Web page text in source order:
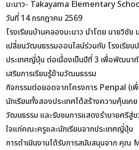
มะนาว- Takayama Elementary
วันที่ 14 กรกฎาคม 2569
โรงเรียนบ้านคลองมะนาว นำโดย นายวิชั
เปลี่ยนวัฒนธรรมออนไลน์ร่วมกับ โรงเรียน
ประเทศญี่ปุ่น ต่อเนื่องเป็นปีที่ 3 เพื่อพัฒนา
เสริมการเรียนรู้ข้ามวัฒนธรรม
กิจกรรมต่อยอดจากโครงการ Penpal (เ
นักเรียนทั้งสองประเทศได้สร้างความคุ้นเค
วัฒนธรรม และรับชมการแสดงรำบายศรีสู่
ใจแก่คณะครูและนักเรียนจากประเทศญี่ปุ่น
การดำเนินงานได้รับการสนับสนุนจาก คุ